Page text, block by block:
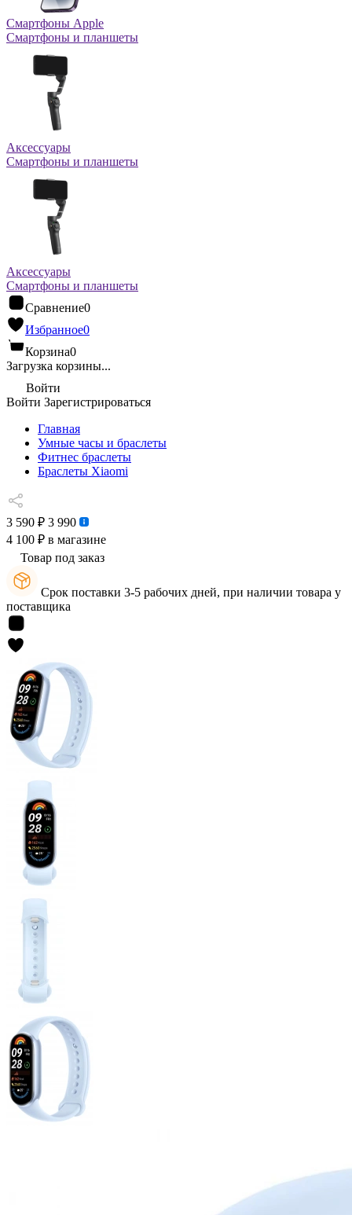
Смартфоны Apple
Смартфоны и планшеты
Аксессуары
Смартфоны и планшеты
Аксессуары
Смартфоны и планшеты
Сравнение0
Избранное0
Корзина0
Загрузка корзины...
Войти
Войти Зарегистрироваться
Главная
Умные часы и браслеты
Фитнес браслеты
Браслеты Xiaomi
3 590 ₽ 3 990
4 100 ₽ в магазине
Товар под заказ
Срок поставки 3-5 рабочих дней, при наличии товара у
поставщика